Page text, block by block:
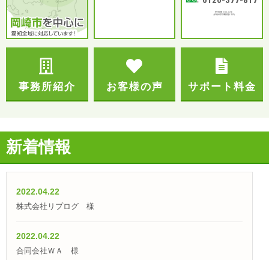
事務所紹介 お客様の声
受付時間：9:00～17:00
土日祝対応可(電話受付 平日)
サポート料金
新着情報
2022.04.22
株式会社リプログ 様
2022.04.22
合同会社ＷＡ 様